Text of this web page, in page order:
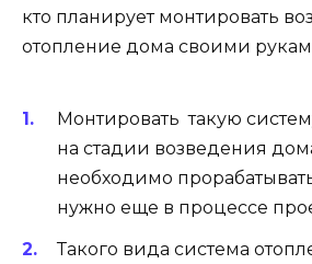
кто планирует монтировать
отопление дома своими
Монтировать такую
на стадии возведения
необходимо
нужно еще в процессе
Такого вида система